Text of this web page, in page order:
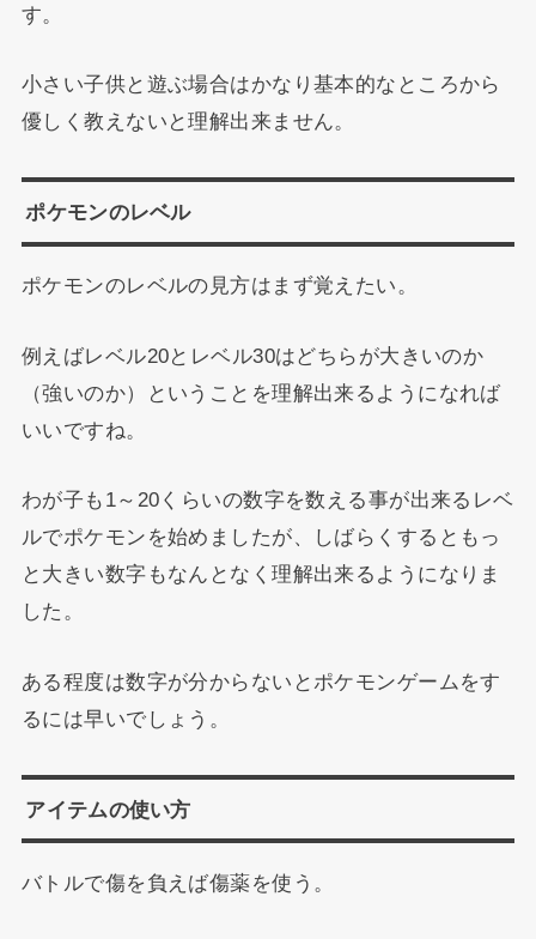
す。
小さい子供と遊ぶ場合はかなり基本的なところから
優しく教えないと理解出来ません。
ポケモンのレベル
ポケモンのレベルの見方はまず覚えたい。
例えばレベル20とレベル30はどちらが大きいのか
（強いのか）ということを理解出来るようになれば
いいですね。
わが子も1～20くらいの数字を数える事が出来るレベ
ルでポケモンを始めましたが、しばらくするともっ
と大きい数字もなんとなく理解出来るようになりま
した。
ある程度は数字が分からないとポケモンゲームをす
るには早いでしょう。
アイテムの使い方
バトルで傷を負えば傷薬を使う。